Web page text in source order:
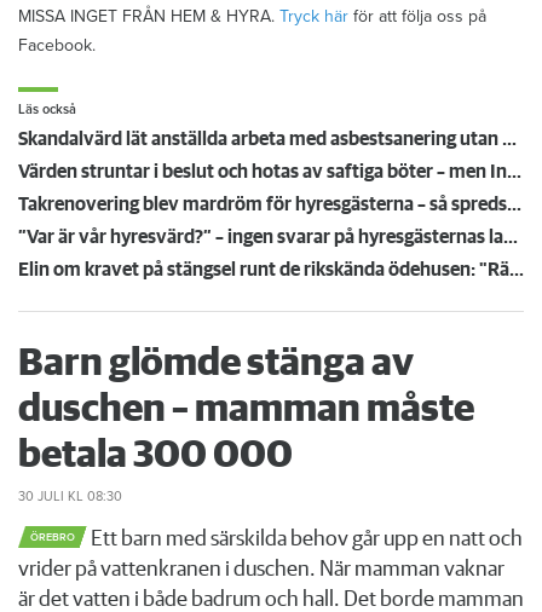
MISSA INGET FRÅN HEM & HYRA. Tryck här för att följa oss på
Facebook.
Läs också
Skandalvärd lät anställda arbeta med asbestsanering utan skydd – döms till böter
Värden struntar i beslut och hotas av saftiga böter – men Inga-Lill slipper i alla fall mössen: ”Hälsa och tacka”
Takrenovering blev mardröm för hyresgästerna – så spreds farlig asbest: ”Jätteorolig”
”Var är vår hyresvärd?” – ingen svarar på hyresgästernas larm om kalla lägenheter
Elin om kravet på stängsel runt de rikskända ödehusen: "Rädd för att barnen ska skada sig"
Barn glömde stänga av
duschen – mamman måste
betala 300 000
30 JULI KL 08:30
ÖREBRO
Ett barn med särskilda behov går upp en natt och
vrider på vattenkranen i duschen. När mamman vaknar
är det vatten i både badrum och hall. Det borde mamman